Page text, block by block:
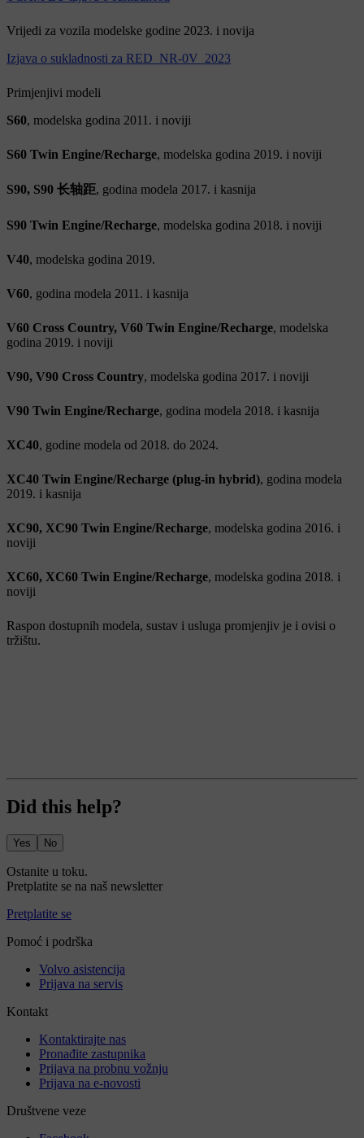
Vrijedi za vozila modelske godine 2023. i novija
Izjava o sukladnosti za RED_NR-0V_2023
Primjenjivi modeli
S60, modelska godina 2011. i noviji
S60 Twin Engine/Recharge, modelska godina 2019. i noviji
S90, S90 长轴距, godina modela 2017. i kasnija
S90 Twin Engine/Recharge, modelska godina 2018. i noviji
V40, modelska godina 2019.
V60, godina modela 2011. i kasnija
V60 Cross Country, V60 Twin Engine/Recharge, modelska
godina 2019. i noviji
V90, V90 Cross Country, modelska godina 2017. i noviji
V90 Twin Engine/Recharge, godina modela 2018. i kasnija
XC40, godine modela od 2018. do 2024.
XC40 Twin Engine/Recharge (plug-in hybrid), godina modela
2019. i kasnija
XC90, XC90 Twin Engine/Recharge, modelska godina 2016. i
noviji
XC60, XC60 Twin Engine/Recharge, modelska godina 2018. i
noviji
Raspon dostupnih modela, sustav i usluga promjenjiv je i ovisi o
tržištu.
Did this help?
Yes No